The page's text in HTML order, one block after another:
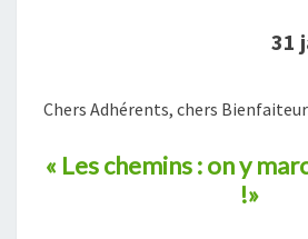
31
Chers Adhérents, chers
« Les chemins : on y
!»